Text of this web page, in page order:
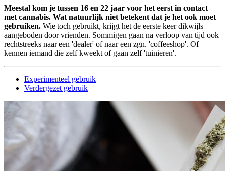
Meestal kom je tussen 16 en 22 jaar voor het eerst in contact
met cannabis. Wat natuurlijk niet betekent dat je het ook moet
gebruiken. Wie toch gebruikt, krijgt het de eerste keer dikwijls
aangeboden door vrienden. Sommigen gaan na verloop van tijd ook
rechtstreeks naar een 'dealer' of naar een zgn. 'coffeeshop'. Of
kennen iemand die zelf kweekt of gaan zelf 'tuinieren'.
Experimenteel gebruik
Verdergezet gebruik